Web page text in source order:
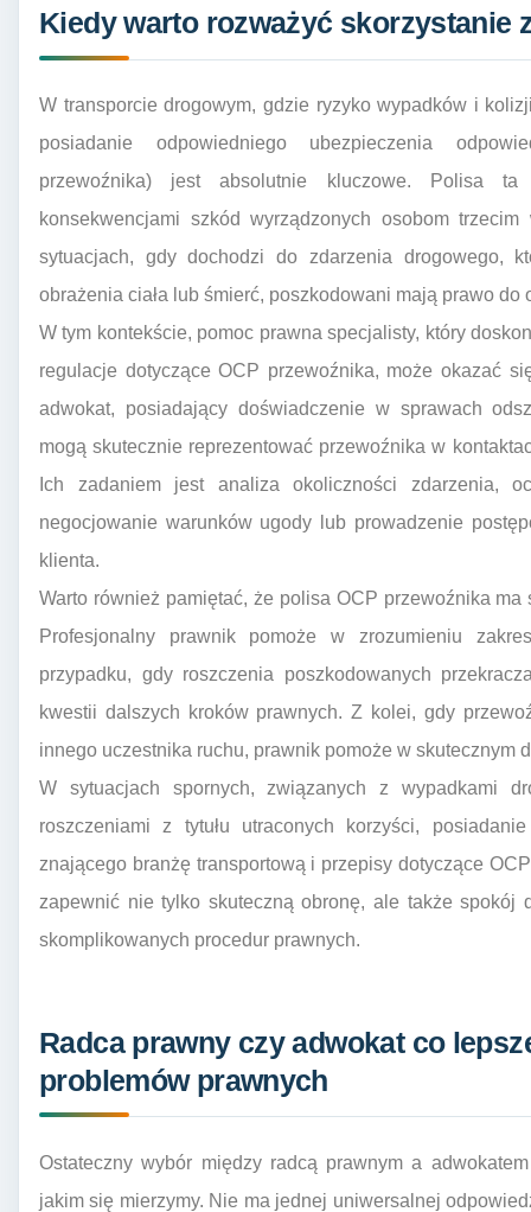
Kiedy warto rozważyć skorzystanie
W transporcie drogowym, gdzie ryzyko wypadków i
posiadanie odpowiedniego ubezpieczenia
przewoźnika) jest absolutnie kluczowe. Polisa ta
konsekwencjami szkód wyrządzonych osobom
sytuacjach, gdy dochodzi do zdarzenia drogowego,
obrażenia ciała lub śmierć, poszkodowani mają prawo do
W tym kontekście, pomoc prawna specjalisty, który
regulacje dotyczące OCP przewoźnika, może okazać
adwokat, posiadający doświadczenie w sprawach
mogą skutecznie reprezentować przewoźnika w
Ich zadaniem jest analiza okoliczności zdarzenia,
negocjowanie warunków ugody lub prowadzenie
klienta.
Warto również pamiętać, że polisa OCP przewoźnika
Profesjonalny prawnik pomoże w zrozumieniu
przypadku, gdy roszczenia poszkodowanych
kwestii dalszych kroków prawnych. Z kolei, gdy
innego uczestnika ruchu, prawnik pomoże w skutecznym
W sytuacjach spornych, związanych z wypadkami
roszczeniami z tytułu utraconych korzyści,
znającego branżę transportową i przepisy dotyczące
zapewnić nie tylko skuteczną obronę, ale także spokój
skomplikowanych procedur prawnych.
Radca prawny czy adwokat co
problemów prawnych
Ostateczny wybór między radcą prawnym a
jakim się mierzymy. Nie ma jednej uniwersalnej